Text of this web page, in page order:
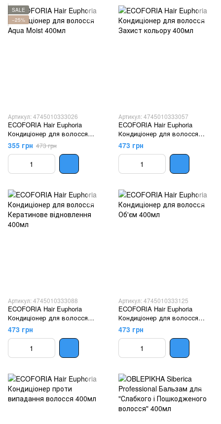
SALE
−25%
Артикул: 4745010333026
ECOFORIA Hair Euphoria
Кондиціонер для волосся
Aqua Moist 400мл
355 грн 473 грн
Артикул: 4745010333057
ECOFORIA Hair Euphoria
Кондиціонер для волосся
Захист кольору 400мл
473 грн
Артикул: 4745010333088
ECOFORIA Hair Euphoria
Кондиціонер для волосся
Кератинове відновлення
400мл
473 грн
Артикул: 4745010333125
ECOFORIA Hair Euphoria
Кондиціонер для волосся
Об'єм 400мл
473 грн